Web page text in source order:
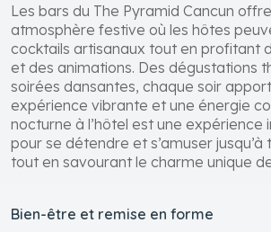
Les bars du The Pyramid Cancun
atmosphère festive où les hôtes
cocktails artisanaux tout en profitant
et des animations. Des dégustations
soirées dansantes, chaque soir
expérience vibrante et une énergie
nocturne à l’hôtel est une expérience
pour se détendre et s’amuser jusqu’à
tout en savourant le charme unique
Bien-être et remise en forme